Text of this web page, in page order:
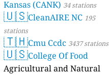
Kansas (CANK) 34 stations
🇺🇸CleanAIRE NC 195
stations
🇹🇭Cmu Ccdc 3437 stations
🇺🇸College Of Food
Agricultural and Natural